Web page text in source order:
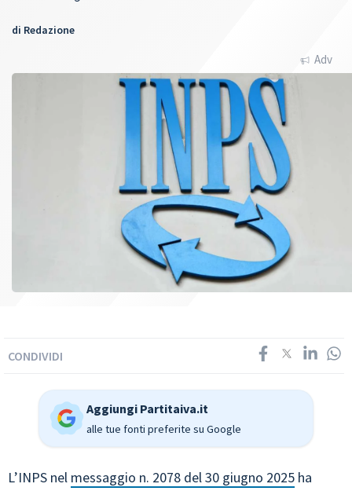
di Redazione
Adv
CONDIVIDI
Aggiungi Partitaiva.it
alle tue fonti preferite su Google
L’INPS nel messaggio n. 2078 del 30 giugno 2025 ha